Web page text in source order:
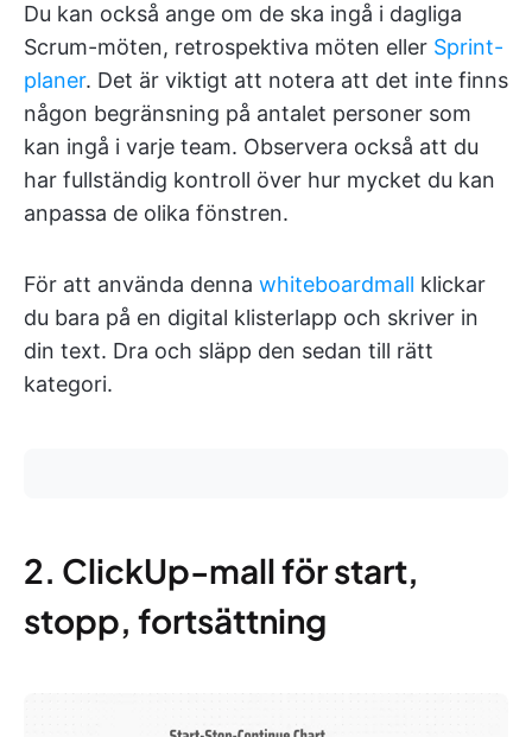
Du kan också ange om de ska ingå i dagliga
Scrum-möten, retrospektiva möten eller Sprint-
planer. Det är viktigt att notera att det inte finns
någon begränsning på antalet personer som
kan ingå i varje team. Observera också att du
har fullständig kontroll över hur mycket du kan
anpassa de olika fönstren.
För att använda denna whiteboardmall klickar
du bara på en digital klisterlapp och skriver in
din text. Dra och släpp den sedan till rätt
kategori.
2. ClickUp-mall för start,
stopp, fortsättning